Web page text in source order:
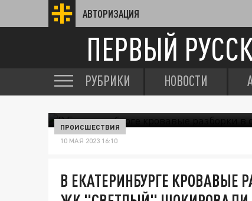
АВТОРИЗАЦИЯ
ПЕРВЫЙ
РУБРИКИ НОВОСТИ
ПРОИСШЕСТВИЯ
10 МАЯ 2023 16:10
В ЕКАТЕРИНБУРГЕ КРОВАВЫЕ